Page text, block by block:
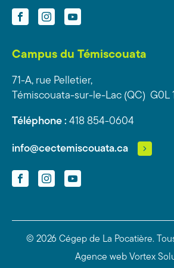
FacebookInstagramYouTube
Campus du Témiscouata
71-A, rue Pelletier,
Témiscouata-sur-le-Lac (QC) G0L
Téléphone : 418 854-0604
info@cectemiscouata.ca
FacebookInstagramYouTube
© 2026 Cégep de La Pocatière.
Agence web Vortex